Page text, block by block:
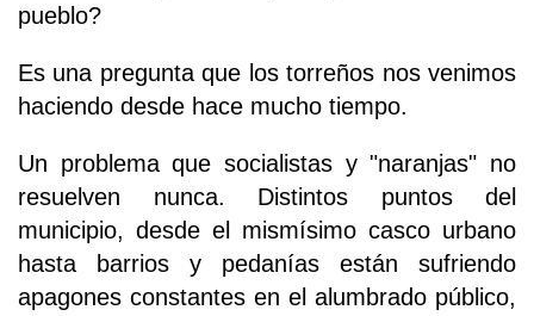
pueblo?
Es una pregunta que los torreños nos venimos
haciendo desde hace mucho tiempo.
Un problema que socialistas y "naranjas" no
resuelven nunca. Distintos puntos del
municipio, desde el mismísimo casco urbano
hasta barrios y pedanías están sufriendo
apagones constantes en el alumbrado público,